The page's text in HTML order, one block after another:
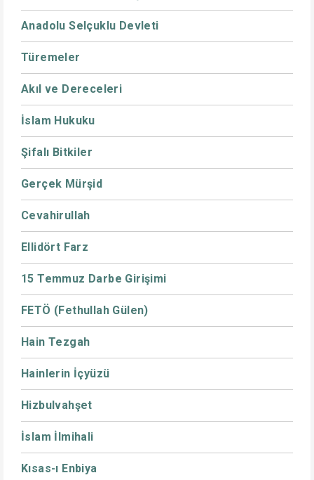
Anadolu Selçuklu Devleti
Türemeler
Akıl ve Dereceleri
İslam Hukuku
Şifalı Bitkiler
Gerçek Mürşid
Cevahirullah
Ellidört Farz
15 Temmuz Darbe Girişimi
FETÖ (Fethullah Gülen)
Hain Tezgah
Hainlerin İçyüzü
Hizbulvahşet
İslam İlmihali
Kısas-ı Enbiya